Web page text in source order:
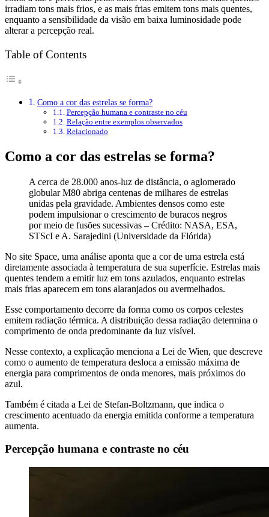
irradiam tons mais frios, e as mais frias emitem tons mais quentes,
enquanto a sensibilidade da visão em baixa luminosidade pode
alterar a percepção real.
Table of Contents
Como a cor das estrelas se forma?
Percepção humana e contraste no céu
Relação entre exemplos observados
Relacionado
Como a cor das estrelas se forma?
A cerca de 28.000 anos-luz de distância, o aglomerado
globular M80 abriga centenas de milhares de estrelas
unidas pela gravidade. Ambientes densos como este
podem impulsionar o crescimento de buracos negros
por meio de fusões sucessivas – Crédito: NASA, ESA,
STScI e A. Sarajedini (Universidade da Flórida)
No site Space, uma análise aponta que a cor de uma estrela está
diretamente associada à temperatura de sua superfície. Estrelas mais
quentes tendem a emitir luz em tons azulados, enquanto estrelas
mais frias aparecem em tons alaranjados ou avermelhados.
Esse comportamento decorre da forma como os corpos celestes
emitem radiação térmica. A distribuição dessa radiação determina o
comprimento de onda predominante da luz visível.
Nesse contexto, a explicação menciona a Lei de Wien, que descreve
como o aumento de temperatura desloca a emissão máxima de
energia para comprimentos de onda menores, mais próximos do
azul.
Também é citada a Lei de Stefan-Boltzmann, que indica o
crescimento acentuado da energia emitida conforme a temperatura
aumenta.
Percepção humana e contraste no céu